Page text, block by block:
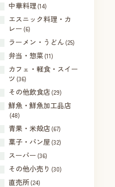
中華料理 (14)
エスニック料理・カ
レー (6)
ラーメン・うどん (25)
弁当・惣菜(11)
カフェ・軽食・スイー
ツ (36)
その他飲食店(29)
鮮魚・鮮魚加工品店
(48)
青果・米殻店(67)
菓子・パン屋 (32)
スーパー (36)
その他小売り (30)
直売所(24)